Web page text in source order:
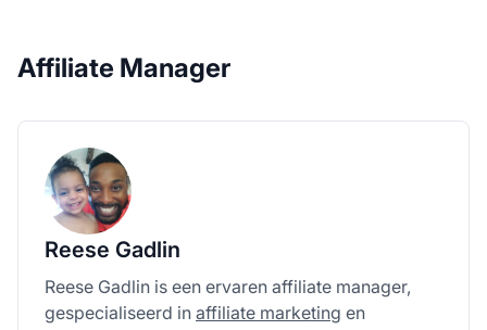
Affiliate Manager
Reese Gadlin
Reese Gadlin is een ervaren affiliate manager,
gespecialiseerd in affiliate marketing en